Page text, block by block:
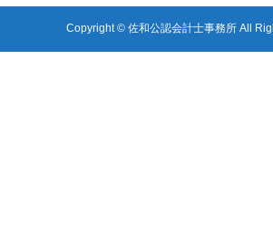
Copyright © 佐和公認会計士事務所 All